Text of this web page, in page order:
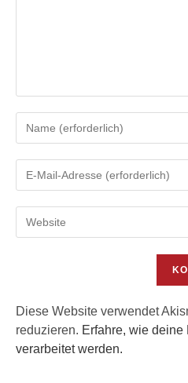
deinen
oder
Kommentieren
ein
deine
Mail-
deine
Diese Website verwendet
reduzieren. Erfahre, wie deine
verarbeitet werden.